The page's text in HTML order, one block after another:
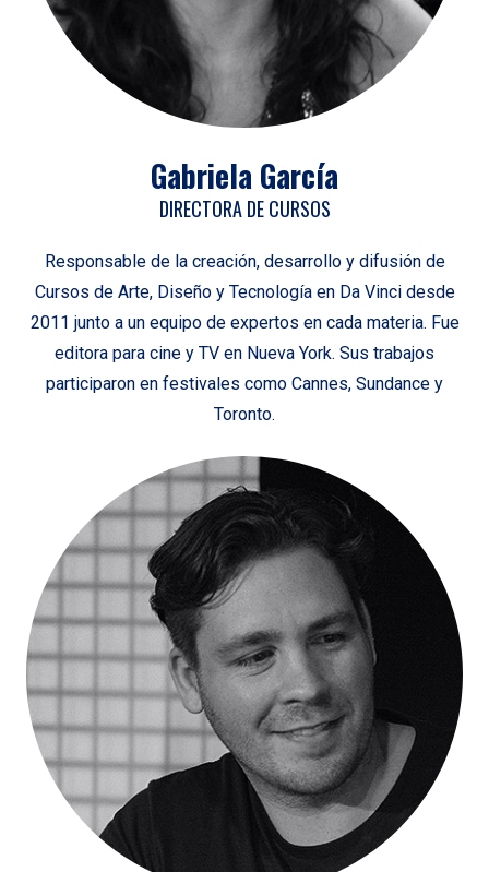
Gabriela García
DIRECTORA DE CURSOS
Responsable de la creación, desarrollo y difusión de
Cursos de Arte, Diseño y Tecnología en Da Vinci desde
2011 junto a un equipo de expertos en cada materia. Fue
editora para cine y TV en Nueva York. Sus trabajos
participaron en festivales como Cannes, Sundance y
Toronto.